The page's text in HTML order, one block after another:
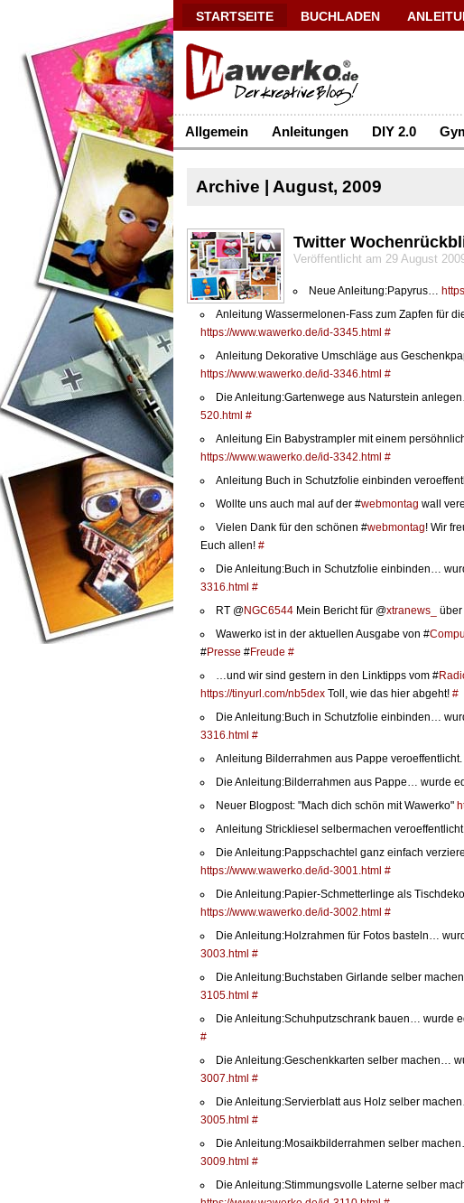
STARTSEITE BUCHLADEN
Allgemein Anleitungen DIY 2.0
Archive | August, 2009
Twitter
Veröffentlicht am 29 August
Neue Anleitung:Papyrus…
Anleitung Wassermelonen-Fass zum Zapfen für
https://www.wawerko.de/id-3345.html #
Anleitung Dekorative Umschläge aus
https://www.wawerko.de/id-3346.html #
Die Anleitung:Gartenwege aus Naturstein
520.html #
Anleitung Ein Babystrampler mit einem
https://www.wawerko.de/id-3342.html #
Anleitung Buch in Schutzfolie einbinden
Wollte uns auch mal auf der #webmontag wall
Vielen Dank für den schönen #webmontag! Wir
Euch allen! #
Die Anleitung:Buch in Schutzfolie einbinden…
3316.html #
RT @NGC6544 Mein Bericht für @xtranews_
Wawerko ist in der aktuellen Ausgabe von #
#Presse #Freude #
…und wir sind gestern in den Linktipps vom #
https://tinyurl.com/nb5dex Toll, wie das hier abgeht! #
Die Anleitung:Buch in Schutzfolie einbinden…
3316.html #
Anleitung Bilderrahmen aus Pappe veroeffentlicht.
Die Anleitung:Bilderrahmen aus Pappe… wurde
Neuer Blogpost: "Mach dich schön mit Wawerko"
Anleitung Strickliesel selbermachen
Die Anleitung:Pappschachtel ganz einfach
https://www.wawerko.de/id-3001.html #
Die Anleitung:Papier-Schmetterlinge als
https://www.wawerko.de/id-3002.html #
Die Anleitung:Holzrahmen für Fotos basteln…
3003.html #
Die Anleitung:Buchstaben Girlande selber
3105.html #
Die Anleitung:Schuhputzschrank bauen… wurde
#
Die Anleitung:Geschenkkarten selber machen…
3007.html #
Die Anleitung:Servierblatt aus Holz selber
3005.html #
Die Anleitung:Mosaikbilderrahmen selber
3009.html #
Die Anleitung:Stimmungsvolle Laterne selber